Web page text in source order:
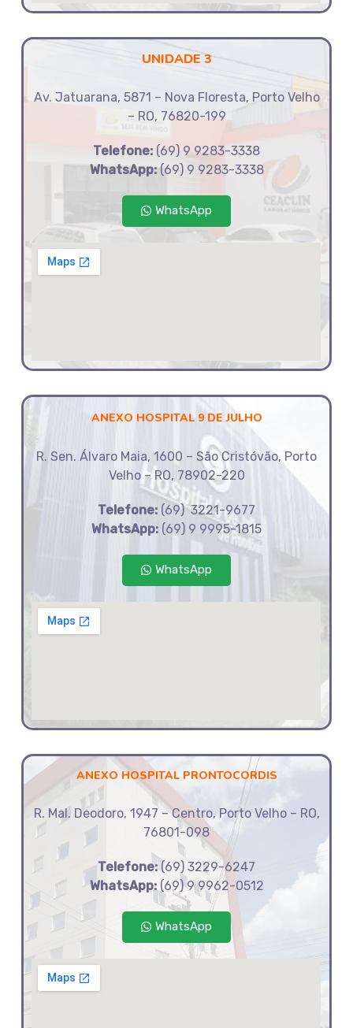
UNIDADE 3
Av. Jatuarana, 5871 – Nova Floresta, Porto Velho
– RO, 76820-199
Telefone: (69) 9 9283-3338
WhatsApp:(69) 9 9283-3338
WhatsApp
ANEXO HOSPITAL 9 DE JULHO
R. Sen. Álvaro Maia, 1600 – São Cristóvão, Porto
Velho – RO, 78902-220
Telefone: (69) 3221-9677
WhatsApp: (69) 9 9995-1815
WhatsApp
ANEXO HOSPITAL PRONTOCORDIS
R. Mal. Deodoro, 1947 – Centro, Porto Velho – RO,
76801-098
Telefone:(69) 3229-6247
WhatsApp:(69) 9 9962-0512
WhatsApp